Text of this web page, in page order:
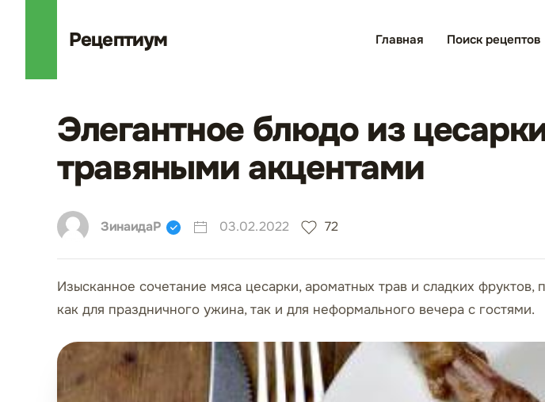
Рецептиум Главная Поиск рецептов
Элегантное блюдо из
травяными акцентами
ЗинаидаР 03.02.2022 72
Изысканное сочетание мяса цесарки, ароматных трав и сладких
как для праздничного ужина, так и для неформального вечера с гостями.